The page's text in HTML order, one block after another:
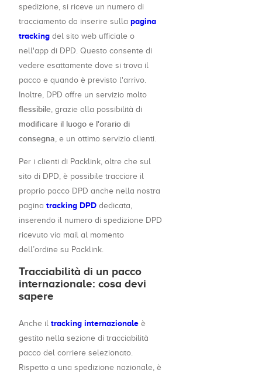
spedizione, si riceve un numero di
tracciamento da inserire sulla pagina
tracking del sito web ufficiale o
nell'app di DPD. Questo consente di
vedere esattamente dove si trova il
pacco e quando è previsto l'arrivo.
Inoltre, DPD offre un servizio molto
flessibile, grazie alla possibilità di
modificare il luogo e l'orario di
consegna, e un ottimo servizio clienti.
Per i clienti di Packlink, oltre che sul
sito di DPD, è possibile tracciare il
proprio pacco DPD anche nella nostra
pagina tracking DPD dedicata,
inserendo il numero di spedizione DPD
ricevuto via mail al momento
dell’ordine su Packlink.
Tracciabilità di un pacco
internazionale: cosa devi
sapere
Anche il tracking internazionale è
gestito nella sezione di tracciabilità
pacco del corriere selezionato.
Rispetto a una spedizione nazionale, è